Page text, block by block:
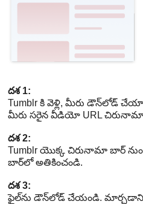
దశ 1:
Tumblr కి వెళ్లి, మీరు డౌన్‌లోడ్
మీరు సరైన వీడియో URL
దశ 2:
Tumblr యొక్క చిరునామా బార్
బార్‌లో అతికించండి.
దశ 3:
ఫైల్‌ను డౌన్‌లోడ్ చేయండి.